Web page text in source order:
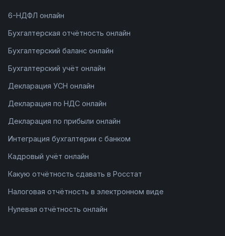
6-НДФЛ онлайн
Бухгалтерская отчётность онлайн
Бухгалтерский баланс онлайн
Бухгалтерский учёт онлайн
Декларация УСН онлайн
Декларация по НДС онлайн
Декларация по прибыли онлайн
Интеграция бухгалтерии с банком
Кадровый учёт онлайн
Какую отчётность сдавать в Росстат
Налоговая отчётность в электронном виде
Нулевая отчётность онлайн